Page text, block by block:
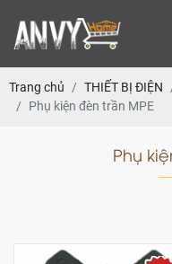
Trang chủ THIẾT BỊ ĐIỆN
Phụ kiện đèn trần MPE
Phụ